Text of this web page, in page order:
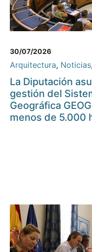
30/07/2026
Arquitectura, Noticias,
La Diputación
gestión del
Geográfica
menos de 5.000